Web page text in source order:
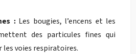
: Les bougies, l’encens et les
des particules fines qui
voies respiratoires.